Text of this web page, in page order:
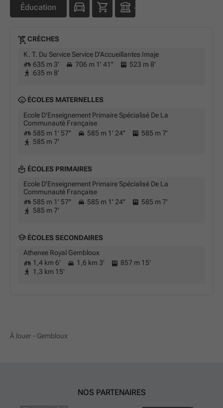
Éducation
CRÈCHES
K. T. Du Service Service D'Accueillantes Imaje
635 m 3'
706 m 1' 41''
523 m 8'
635 m 8'
ÉCOLES MATERNELLES
Ecole D'Enseignement Primaire Spécialisé De La
Communauté Française
585 m 1' 57''
585 m 1' 24''
585 m 7'
585 m 7'
ÉCOLES PRIMAIRES
Ecole D'Enseignement Primaire Spécialisé De La
Communauté Française
585 m 1' 57''
585 m 1' 24''
585 m 7'
585 m 7'
ÉCOLES SECONDAIRES
Athenee Royal Gembloux
1,4 km 6'
1,6 km 3'
857 m 15'
1,3 km 15'
À louer - Gembloux
NOS PARTENAIRES